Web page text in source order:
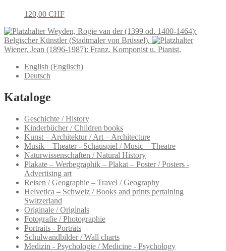
120,00 CHF
Weyden, Rogie van der (1399 od. 1400-1464):
Belgischer Künstler (Stadtmaler von Brüssel).
Wiener, Jean (1896-1987): Franz. Komponist u. Pianist.
English (Englisch)
Deutsch
Kataloge
Geschichte / History
Kinderbücher / Children books
Kunst – Architektur / Art – Architecture
Musik – Theater - Schauspiel / Music – Theatre
Naturwissenschaften / Natural History
Plakate – Werbegraphik – Plakat – Poster / Posters -
Advertising art
Reisen / Geographie – Travel / Geography
Helvetica – Schweiz / Books and prints pertaining
Switzerland
Originale / Originals
Fotografie / Photographie
Portraits - Porträts
Schulwandbilder / Wall charts
Medizin - Psychologie / Medicine - Psychology